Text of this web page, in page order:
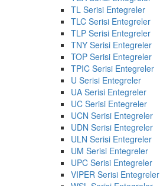
TL Serisi Entegreler
TLC Serisi Entegreler
TLP Serisi Entegreler
TNY Serisi Entegreler
TOP Serisi Entegreler
TPIC Serisi Entegreler
U Serisi Entegreler
UA Serisi Entegreler
UC Serisi Entegreler
UCN Serisi Entegreler
UDN Serisi Entegreler
ULN Serisi Entegreler
UM Serisi Entegreler
UPC Serisi Entegreler
VIPER Serisi Entegreler